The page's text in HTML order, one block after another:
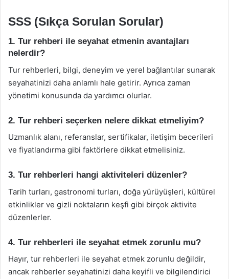
SSS (Sıkça Sorulan Sorular)
1. Tur rehberi ile seyahat etmenin avantajları
nelerdir?
Tur rehberleri, bilgi, deneyim ve yerel bağlantılar sunarak
seyahatinizi daha anlamlı hale getirir. Ayrıca zaman
yönetimi konusunda da yardımcı olurlar.
2. Tur rehberi seçerken nelere dikkat etmeliyim?
Uzmanlık alanı, referanslar, sertifikalar, iletişim becerileri
ve fiyatlandırma gibi faktörlere dikkat etmelisiniz.
3. Tur rehberleri hangi aktiviteleri düzenler?
Tarih turları, gastronomi turları, doğa yürüyüşleri, kültürel
etkinlikler ve gizli noktaların keşfi gibi birçok aktivite
düzenlerler.
4. Tur rehberleri ile seyahat etmek zorunlu mu?
Hayır, tur rehberleri ile seyahat etmek zorunlu değildir,
ancak rehberler seyahatinizi daha keyifli ve bilgilendirici